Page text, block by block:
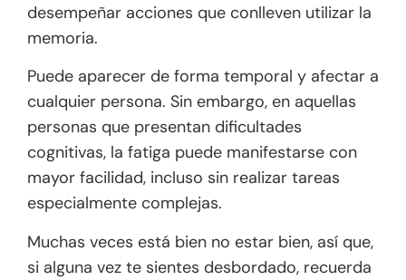
desempeñar acciones que conlleven utilizar la
memoria.
Puede aparecer de forma temporal y afectar a
cualquier persona. Sin embargo, en aquellas
personas que presentan dificultades
cognitivas, la fatiga puede manifestarse con
mayor facilidad, incluso sin realizar tareas
especialmente complejas.
Muchas veces está bien no estar bien, así que,
si alguna vez te sientes desbordado, recuerda